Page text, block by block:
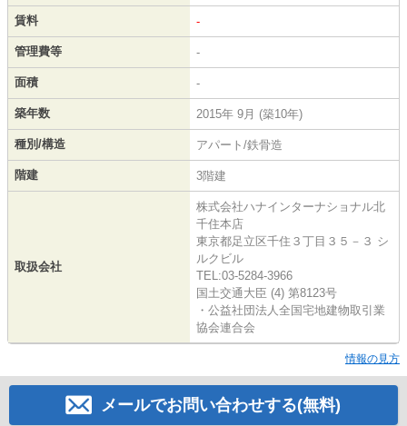
賃料 -
管理費等 -
面積 -
築年数 2015年 9月 (築10年)
種別/構造 アパート/鉄骨造
階建 3階建
取扱会社
株式会社ハナインターナショナル北
千住本店
東京都足立区千住３丁目３５－３ シ
ルクビル
TEL:03-5284-3966
国土交通大臣 (4) 第8123号
・公益社団法人全国宅地建物取引業
協会連合会
情報の見方
メールでお問い合わせする(無料)